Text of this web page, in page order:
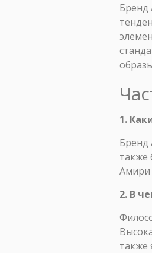
Бренд
1.
Бренд
также
Амири
2. В
также